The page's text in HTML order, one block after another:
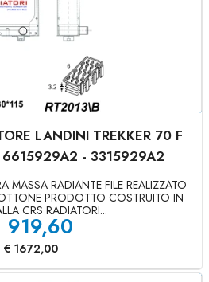
LANDINI TREKKER 70 F
6615929A2 - 3315929A2
MASSA RADIANTE FILE REALIZZATO
PRODOTTO COSTRUITO IN
CRS RADIATORI...
919,60
€ 1672,00